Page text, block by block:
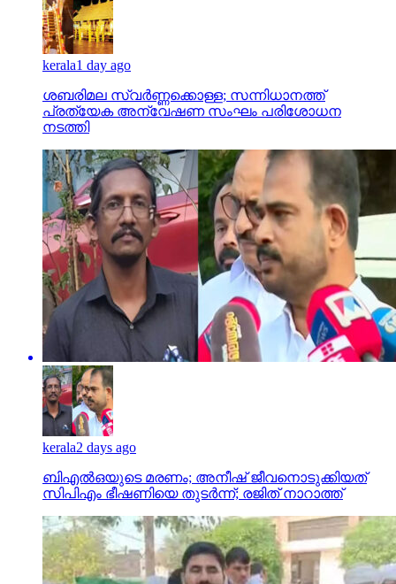
kerala1 day ago
ശബരിമല സ്വര്‍ണ്ണക്കൊള്ള; സന്നിധാനത്ത്
പ്രത്യേക അന്വേഷണ സംഘം പരിശോധന
നടത്തി
kerala2 days ago
ബിഎല്‍ഒയുടെ മരണം; അനീഷ് ജീവനൊടുക്കിയത്
സിപിഎം ഭീഷണിയെ തുടര്‍ന്ന്; രജിത് നാറാത്ത്